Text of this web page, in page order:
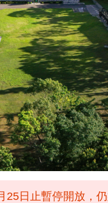
日止暫停開放，